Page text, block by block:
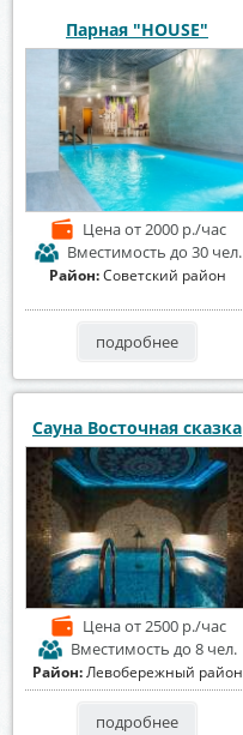
Парная "HOUSE"
Ценаот 2000 р./час
Вместимость до 30 чел.
Район:Советский район
подробнее
Сауна Восточная сказка
Ценаот 2500 р./час
Вместимость до 8 чел.
Район:Левобережный район
подробнее